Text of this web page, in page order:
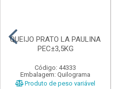
QUEIJO PRATO LA PAULINA
PEC±3,5KG
Código: 44333
Embalagem: Quilograma
Produto de peso variável